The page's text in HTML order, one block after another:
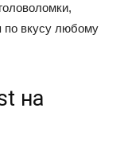
по вкусу любому
на